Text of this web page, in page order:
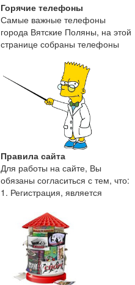
Горячие телефоны
Самые важные телефоны
города Вятские Поляны, на этой
странице собраны телефоны
Правила сайта
Для работы на сайте, Вы
обязаны согласиться с тем, что:
1. Регистрация, является